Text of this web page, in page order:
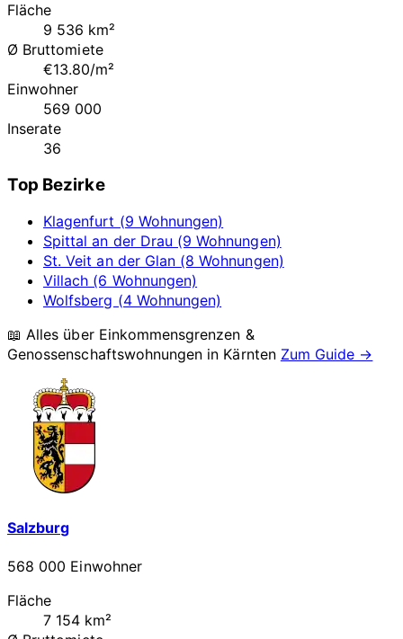
Fläche
9 536 km²
Ø Bruttomiete
€13.80/m²
Einwohner
569 000
Inserate
36
Top Bezirke
Klagenfurt (9 Wohnungen)
Spittal an der Drau (9 Wohnungen)
St. Veit an der Glan (8 Wohnungen)
Villach (6 Wohnungen)
Wolfsberg (4 Wohnungen)
📖 Alles über Einkommensgrenzen &
Genossenschaftswohnungen in Kärnten Zum Guide →
Salzburg
568 000 Einwohner
Fläche
7 154 km²